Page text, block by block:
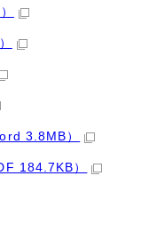
3.8MB）
184.7KB）